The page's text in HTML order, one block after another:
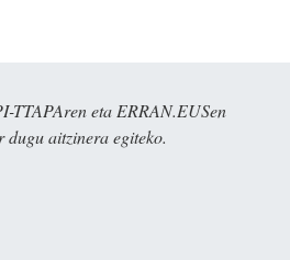
TTAPAren eta ERRAN.EUSen
dugu aitzinera egiteko.